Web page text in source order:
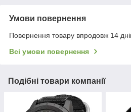
Умови повернення
Повернення товару впродовж 14
Всі умови повернення
Подібні товари компанії